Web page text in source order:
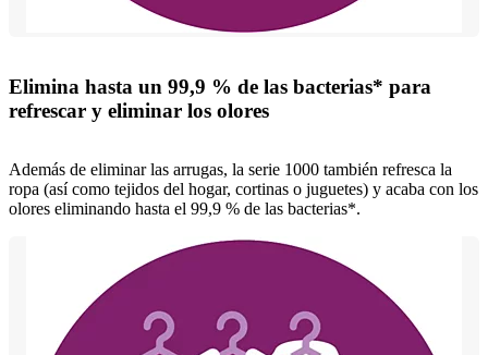
Elimina hasta un 99,9 % de las bacterias* para
refrescar y eliminar los olores
Además de eliminar las arrugas, la serie 1000 también refresca la
ropa (así como tejidos del hogar, cortinas o juguetes) y acaba con los
olores eliminando hasta el 99,9 % de las bacterias*.